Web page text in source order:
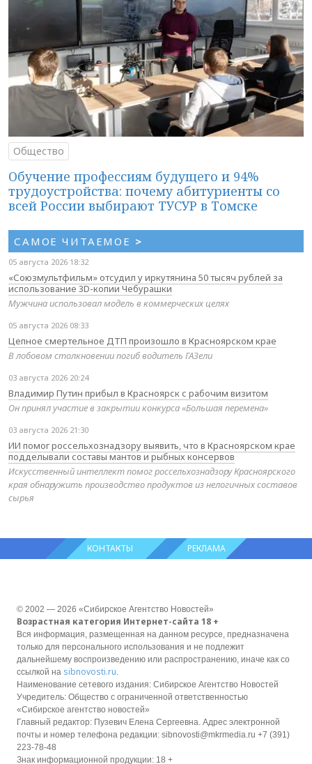
Общество
Обучение профессиям будущего и 94%
трудоустройства: почему абитуриенты со
всей России выбирают ТУСУР в Томске
САМОЕ ЧИТАЕМОЕ >
05 августа 2026 18:32
«Союзмультфильм» отсудил у иркутянина 50 тысяч рублей за
использование 3D-копии Чебурашки
Мужчина использовал модель в коммерческих целях
05 августа 2026 08:33
Цепное смертельное ДТП произошло в Красноярском крае
В лобовом столкновении погиб водитель ГАЗели
03 августа 2026 20:24
Владимир Путин прибыл в Красноярск с рабочим визитом
Он принял участие в закрытии конкурса «Большая перемена»
03 августа 2026 21:30
ИИ помог россельхознадзору выявить, что в Красноярском крае
подделывали составы мантов и рыбных консервов
Искусственный интеллект помог россельхознадзору Красноярского
края обнаружить производство продуктов из нелогичных составов
сырья
КОНТАКТЫ РЕКЛАМА
© 2002 — 2026 «Сибирское Агентство Новостей»
Возрастная категория Интернет-сайта 18 +
Вся информация, размещенная на данном ресурсе, предназначена
только для персонального использования и не подлежит
дальнейшему воспроизведению или распространению, иначе как со
ссылкой на sibnovosti.ru.
Наименование сетевого издания: Сибирское Агентство Новостей
Учредитель: Общество с ограниченной ответственностью
«Сибирское агентство новостей»
Главный редактор: Пузевич Елена Сергеевна. Адрес электронной
почты и номер телефона редакции: sibnovosti@mkrmedia.ru +7 (391)
223-78-48
Знак информационной продукции: 18 +